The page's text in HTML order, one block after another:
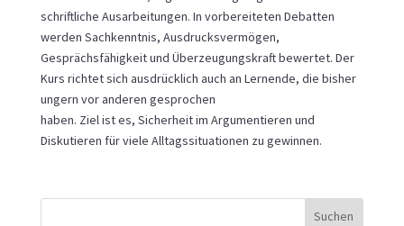
schriftliche Ausarbeitungen. In vorbereiteten Debatten
werden Sachkenntnis, Ausdrucksvermögen,
Gesprächsfähigkeit und Überzeugungskraft bewertet. Der
Kurs richtet sich ausdrücklich auch an Lernende, die bisher
ungern vor anderen gesprochen
haben. Ziel ist es, Sicherheit im Argumentieren und
Diskutieren für viele Alltagssituationen zu gewinnen.
Suchen